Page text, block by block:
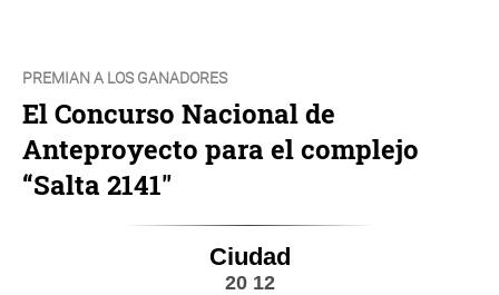
PREMIAN A LOS GANADORES
El Concurso Nacional de
Anteproyecto para el complejo
“Salta 2141"
Ciudad
20 12